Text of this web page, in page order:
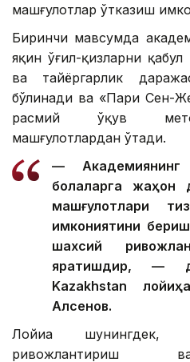
машғулотлар ўтказиш
Биринчи мавсумда
яқин ўғил-қизларни
ва тайёргарлик
бўлинади ва «Пари Сен-
расмий ўқув
машғулотлардан ўтади.
—
болаларга жаҳон
машғулотлари
имкониятини
шахсий
яратишдир, —
Kazakhstan
Алсенов.
Лойиҳа шунингдек,
ривожлантириш